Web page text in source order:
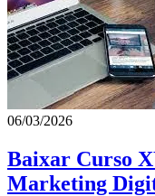
06/03/2026
Baixar Curso
Marketing